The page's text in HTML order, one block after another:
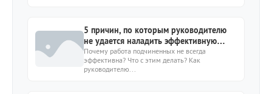
5 причин, по которым руководителю
не удается наладить эффективную
работу подчиненных. Анализ от HR
эксперта Татьяны Щербань
Почему работа подчиненных не всегда
эффективна? Что с этим делать? Как
руководителю...